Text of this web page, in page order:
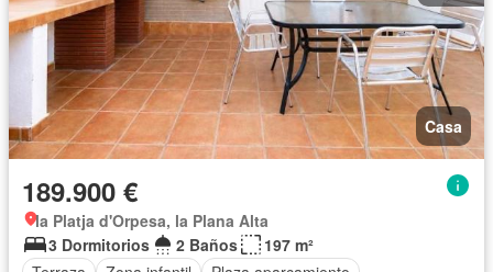
Casa
189.900 €
la Platja d'Orpesa, la Plana Alta
3 Dormitorios
2 Baños
197 m²